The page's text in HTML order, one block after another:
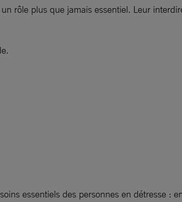
rôle plus que jamais essentiel. Leur
essentiels des personnes en détresse :